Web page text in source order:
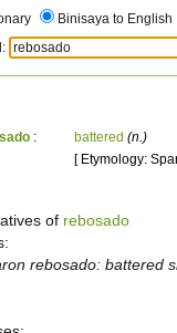
Binisaya to English
: battered (n.)
[ Etymology:
of rebosado
rebosado: battered